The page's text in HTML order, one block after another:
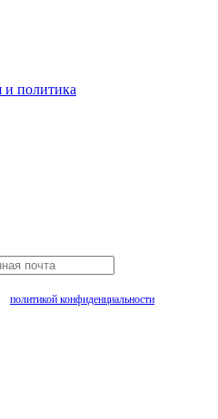
и политика
политикой конфиденциальности